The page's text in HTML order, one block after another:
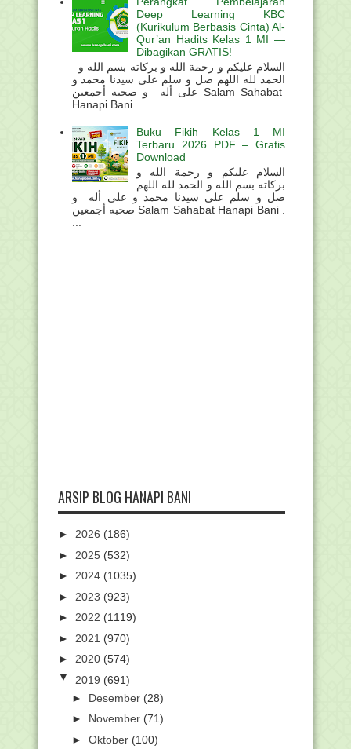
Deep Learning KBC
(Kurikulum Berbasis Cinta) Al-
Qur’an Hadits Kelas 1 MI —
Dibagikan GRATIS!
الحمد لله اللهم صل و سلم على سيدنا محمد و
على أله و صحبه أجمعين Salam Sahabat
Hanapi Bani ....
Buku Fikih Kelas 1 MI
Terbaru 2026 PDF – Gratis
Download
السلام عليكم و رحمة الله و
بركاته بسم الله و الحمد لله اللهم
صل و سلم على سيدنا محمد و على أله و
صحبه أجمعين Salam Sahabat Hanapi Bani .
...
ARSIP BLOG HANAPI BANI
► 2026 (186)
► 2025 (532)
► 2024 (1035)
► 2023 (923)
► 2022 (1119)
► 2021 (970)
► 2020 (574)
▼ 2019 (691)
► Desember (28)
► November (71)
► Oktober (100)